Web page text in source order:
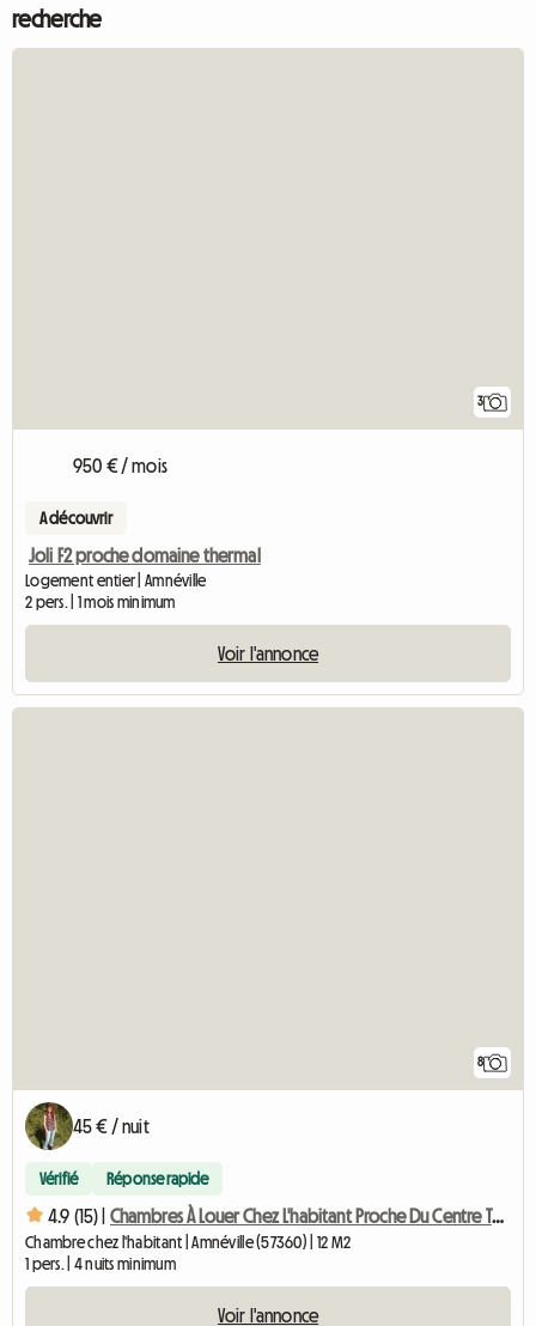
recherche
3
950 € / mois
A découvrir
Joli F2 proche domaine thermal
Logement entier | Amnéville
2 pers. | 1 mois minimum
Voir l'annonce
8
45 € / nuit
Vérifié Réponse rapide
4.9 (15) | Chambres À Louer Chez L'habitant Proche Du Centre Thermal D'
Chambre chez l'habitant | Amnéville (57360) | 12 M2
1 pers. | 4 nuits minimum
Voir l'annonce